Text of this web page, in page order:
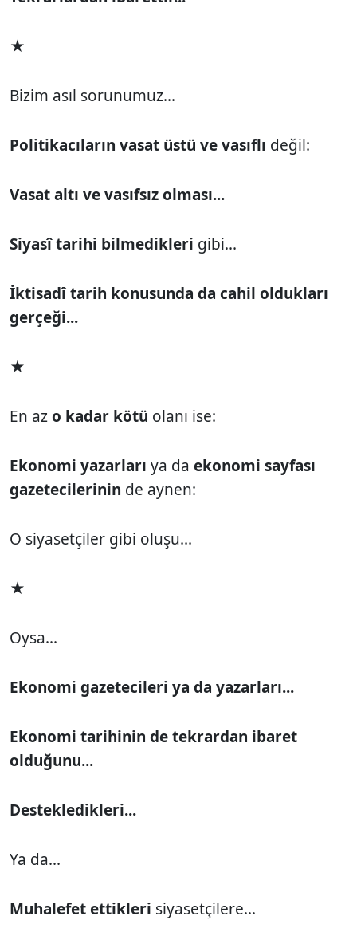
★
Bizim asıl sorunumuz...
Politikacıların vasat üstü ve vasıflı değil:
Vasat altı ve vasıfsız olması...
Siyasî tarihi bilmedikleri gibi...
İktisadî tarih konusunda da cahil oldukları
gerçeği...
★
En azo kadar kötü olanı ise:
Ekonomi yazarları ya da ekonomi sayfası
gazetecilerinin de aynen:
O siyasetçiler gibi oluşu...
★
Oysa...
Ekonomi gazetecileri ya da yazarları...
Ekonomi tarihinin de tekrardan ibaret
olduğunu...
Destekledikleri...
Ya da...
Muhalefet ettikleri siyasetçilere...